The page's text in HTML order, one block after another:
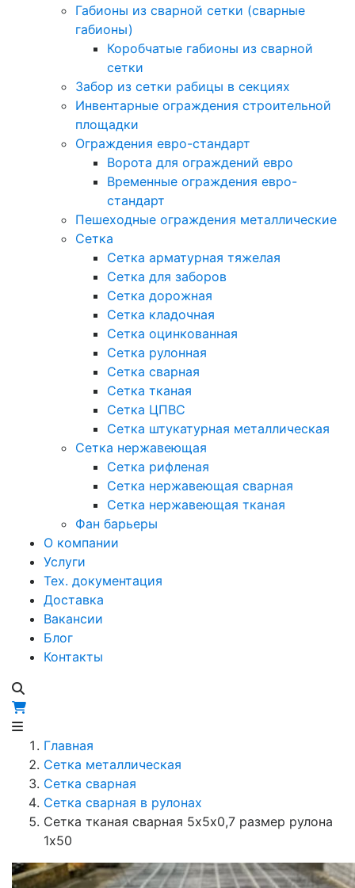
Габионы из сварной сетки (сварные
габионы)
Коробчатые габионы из сварной
сетки
Забор из сетки рабицы в секциях
Инвентарные ограждения строительной
площадки
Ограждения евро-стандарт
Ворота для ограждений евро
Временные ограждения евро-
стандарт
Пешеходные ограждения металлические
Сетка
Сетка арматурная тяжелая
Сетка для заборов
Сетка дорожная
Сетка кладочная
Сетка оцинкованная
Сетка рулонная
Сетка сварная
Сетка тканая
Сетка ЦПВС
Сетка штукатурная металлическая
Сетка нержавеющая
Сетка рифленая
Сетка нержавеющая сварная
Сетка нержавеющая тканая
Фан барьеры
О компании
Услуги
Тех. документация
Доставка
Вакансии
Блог
Контакты
Главная
Сетка металлическая
Сетка сварная
Сетка сварная в рулонах
Сетка тканая сварная 5х5х0,7 размер рулона
1х50